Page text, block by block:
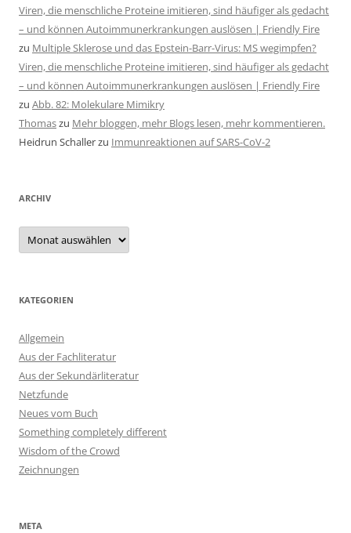
Viren, die menschliche Proteine imitieren, sind häufiger als gedacht
– und können Autoimmunerkrankungen auslösen | Friendly Fire
zu Multiple Sklerose und das Epstein-Barr-Virus: MS wegimpfen?
Viren, die menschliche Proteine imitieren, sind häufiger als gedacht
– und können Autoimmunerkrankungen auslösen | Friendly Fire
zu Abb. 82: Molekulare Mimikry
Thomaszu Mehr bloggen, mehr Blogs lesen, mehr kommentieren.
Heidrun Schallerzu Immunreaktionen auf SARS-CoV-2
ARCHIV
Archiv
KATEGORIEN
Allgemein
Aus der Fachliteratur
Aus der Sekundärliteratur
Netzfunde
Neues vom Buch
Something completely different
Wisdom of the Crowd
Zeichnungen
META